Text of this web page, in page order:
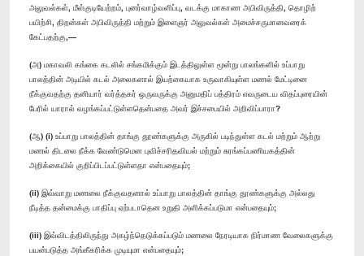
அலுவல்கள், மீள்குடியேற்றம், புனர்வாழ்வளிப்பு, வடக்கு மாகாண அபிவிருத்தி, தொழிற்
பயிற்சி, திறன்கள் அபிவிருத்தி மற்றும் இளைஞர் அலுவல்கள் அமைச்சருமானவரைக்
கேட்பதற்கு,—
(அ) மகாவலி கங்கை கடலில் சங்கமிக்கும் இடத்திலுள்ள மூன்று பாலங்களில் உப்பாறு
பாலத்தின் அடியில் கடல் அலைகளால் இயற்கையாக உருவாகியுள்ள மணல் மேட்டினை
நீக்குவதற்கு தனியார் வர்த்தகர் ஒருவருக்கு அனுமதிப் பத்திரம் எவருடைய விதப்புரையின்
பேரில் யாரால் வழங்கப்பட்டுள்ளதென்பதை அவர் இச்சபையில் அறிவிப்பாரா?
(ஆ) (i) உப்பாறு பாலத்தின் தாங்கு தூண்களுக்கு அருகில் படிந்துள்ள கடல் மற்றும் ஆற்று
மணல் திடலை நீக்க வேண்டுமென புவிச்சரிதவியல் மற்றும் சுரங்கப்பணியகத்தின்
அறிக்கையில் குறிப்பிடப்பட்டுள்ளதா என்பதையும்;
(ii) இவ்வாறு மணலை நீக்குவதனால் உப்பாறு பாலத்தின் தாங்கு தூண்களுக்கு அல்லது
நீடித்த தன்மைக்கு பாதிப்பு ஏற்படாதென உறுதி அளிக்கப்படுமா என்பதையும்;
(iii) இவ்விடத்திலிருந்து அகழ்ந்தெடுக்கப்படும் மணலை நேரடியாக நிர்மாண வேலைகளுக்கு
பயன்படுத்த அங்கீகரிக்க முடியுமா என்பதையும்;